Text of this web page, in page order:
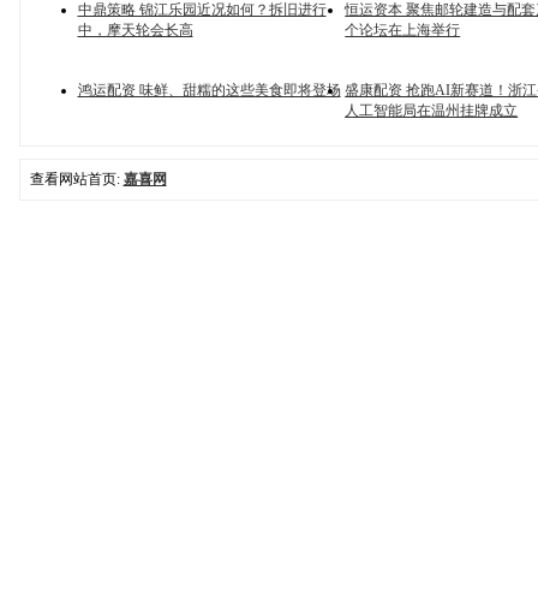
中鼎策略 锦江乐园近况如何？拆旧进行
中，摩天轮会长高
恒运资本 聚焦邮轮建造与配
个论坛在上海举行
鸿运配资 味鲜、甜糯的这些美食即将登场 盛康配资 抢跑AI新赛道！浙
人工智能局在温州挂牌成立
查看网站首页: 嘉喜网